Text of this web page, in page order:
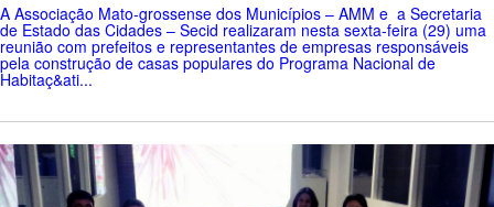
A Associação Mato-grossense dos Municípios – AMM e a Secretaria
de Estado das Cidades – Secid realizaram nesta sexta-feira (29) uma
reunião com prefeitos e representantes de empresas responsáveis
pela construção de casas populares do Programa Nacional de
Habitaç&ati...